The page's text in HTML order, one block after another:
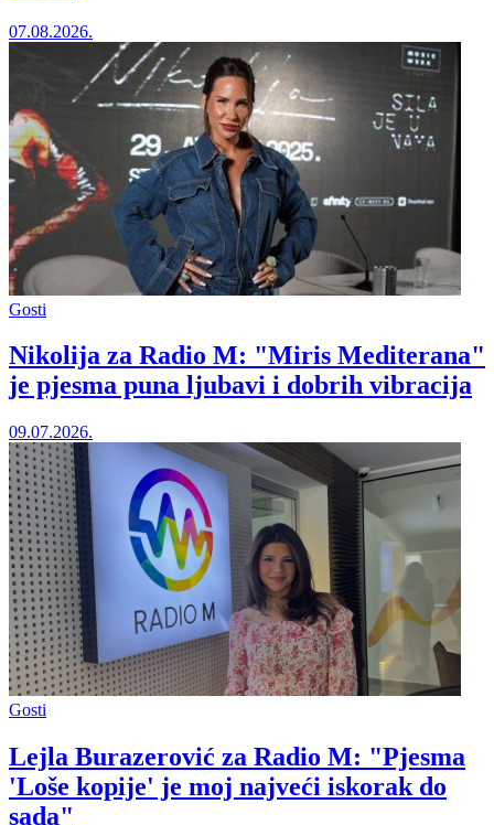
07.08.2026.
Gosti
Nikolija za Radio M: "Miris Mediterana"
je pjesma puna ljubavi i dobrih vibracija
09.07.2026.
Gosti
Lejla Burazerović za Radio M: "Pjesma
'Loše kopije' je moj najveći iskorak do
sada"